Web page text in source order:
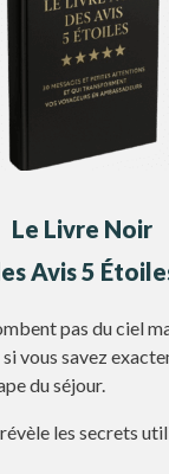
Le Livre Noir
Avis5
pas du ciel
vous savez
du séjour.
les secrets